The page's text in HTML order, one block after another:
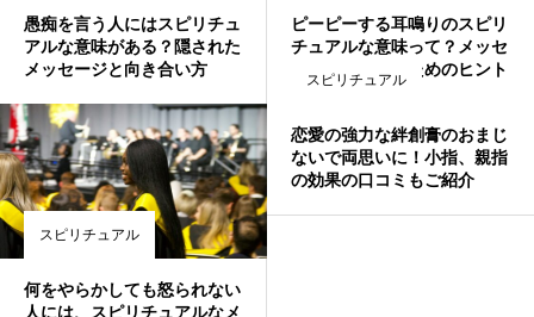
愚痴を言う人にはスピリチュ
アルな意味がある？隠された
メッセージと向き合い方
ピーピーする耳鳴りのスピリ
チュアルな意味って？メッセ
ージを受け取るためのヒント
スピリチュアル
何をやらかしても怒られない
人には、スピリチュアルなメ
スピリチュアル
恋愛の強力な絆創膏のおまじ
ないで両思いに！小指、親指
の効果の口コミもご紹介